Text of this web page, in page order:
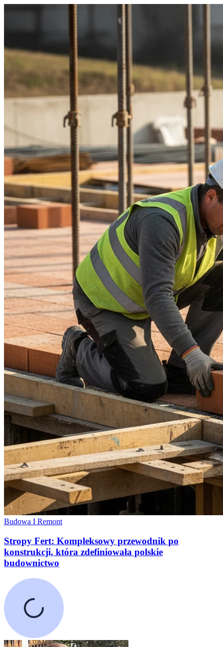
Budowa I Remont
Stropy Fert: Kompleksowy przewodnik po
konstrukcji, która zdefiniowała polskie
budownictwo